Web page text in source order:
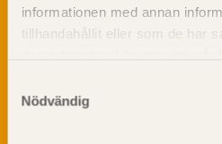
informationen med annan
tillhandahållit eller som de har
Nödvändig
Dela på
Prenumerera på Svenskt